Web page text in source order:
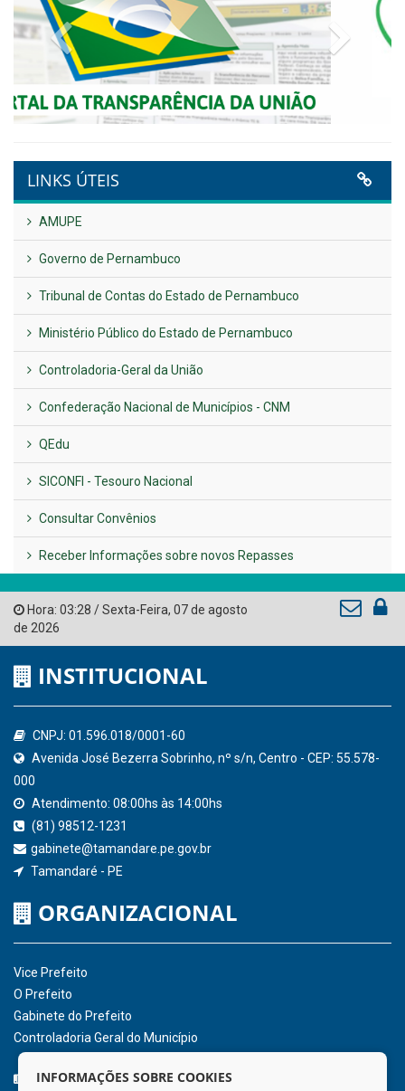
NOTA DE PESAR E LUTO OFICIAL
Publicado em: 9 de junho de 2026
Plano Diretor – 2026
Publicado em: 14 de maio de 2026
VER TODAS NOTÍCIAS
UTILIDADE PÚBLICA
Previous
LINKS ÚTEIS
AMUPE
Governo de Pernambuco
Tribunal de Contas do Estado de Pernambuco
Ministério Público do Estado de Pernambuco
Controladoria-Geral da União
Confederação Nacional de Municípios - CNM
QEdu
Consultar Convênios
Receber Informações sobre novos Repasses
Hora:03:28/ Sexta-Feira,07 de agosto
de 2026
INSTITUCIONAL
CNPJ: 01.596.018/0001-60
000
INFORMAÇÕES SOBRE COOKIES